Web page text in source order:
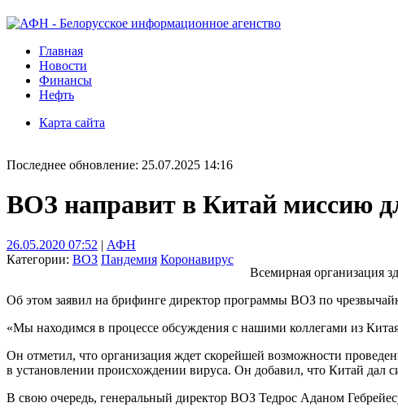
Главная
Новости
Финансы
Нефть
Карта сайта
Последнее обновление: 25.07.2025 14:16
ВОЗ направит в Китай миссию
26.05.2020 07:52 | АФН
Категории: ВОЗ Пандемия Коронавирус
Всемирная организация
Об этом заявил на брифинге директор программы ВОЗ по
«Мы находимся в процессе обсуждения с нашими коллегами из
Он отметил, что организация ждет скорейшей возможности
в установлении происхождении вируса. Он добавил, что Китай дал
В свою очередь, генеральный директор ВОЗ Тедрос Аданом